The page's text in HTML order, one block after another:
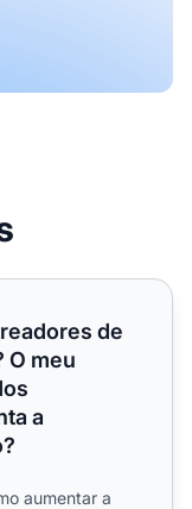
IA devem
de
O meu
a
aumentar a